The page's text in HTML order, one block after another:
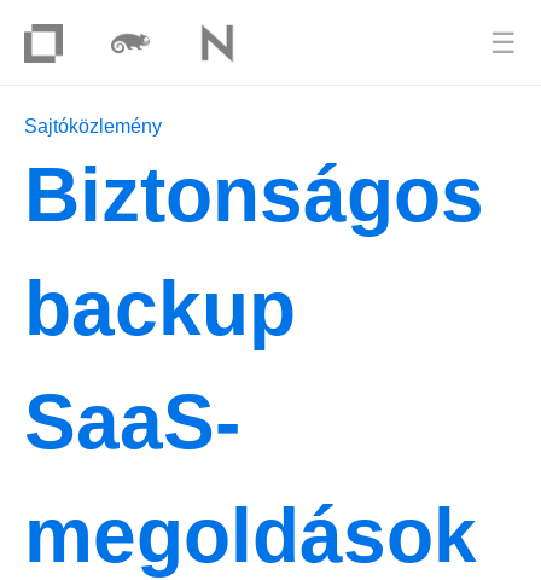
☰
Sajtóközlemény
Biztonságos
backup
SaaS-
megoldások